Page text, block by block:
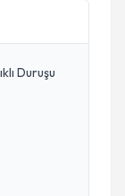
Duruşu